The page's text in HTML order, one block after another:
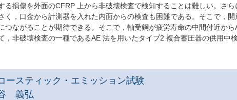
る損傷を外面のCFRP 上から非破壊検査で検知することは難しい。さ
く，口金から計測器を入れた内面からの検査も困難である。そこで，
つながることが期待できる。そこで，軸受鋼が疲労寿命の中間付近か
，非破壊検査の一種であるAE 法を用いたタイプ2 複合蓄圧器の供用中
ースティック・エミッション試験
義弘